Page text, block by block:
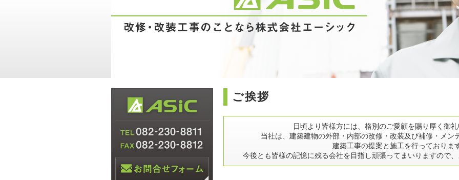
ご挨拶
日頃より皆様方には、格別のご愛顧を賜り厚く御
当社は、建築建物の外部・内部の改修・改装及び補修・メン
建築工事の提案と施工を行っておりま
今後とも皆様の記憶に残る会社を目指し頑張ってまいりますので